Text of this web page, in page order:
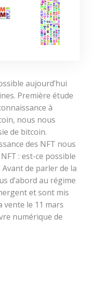
aujourd’hui
Première étude
à
nous nous
de bitcoin.
des NFT nous
: est-ce possible
de parler de la
d’abord au régime
et sont mis
vente le 11 mars
numérique de